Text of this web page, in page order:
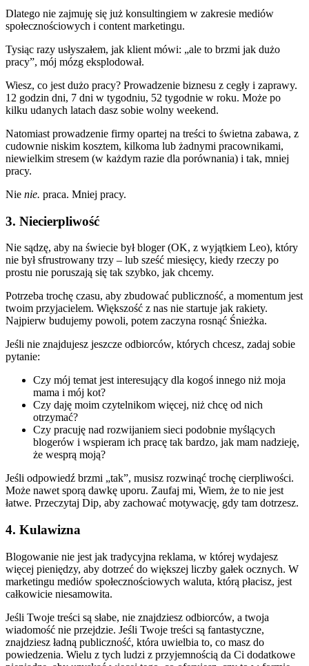
Dlatego nie zajmuję się już konsultingiem w zakresie mediów
społecznościowych i content marketingu.
Tysiąc razy usłyszałem, jak klient mówi: „ale to brzmi jak dużo
pracy”, mój mózg eksplodował.
Wiesz, co jest dużo pracy? Prowadzenie biznesu z cegły i zaprawy.
12 godzin dni, 7 dni w tygodniu, 52 tygodnie w roku. Może po
kilku udanych latach dasz sobie wolny weekend.
Natomiast prowadzenie firmy opartej na treści to świetna zabawa, z
cudownie niskim kosztem, kilkoma lub żadnymi pracownikami,
niewielkim stresem (w każdym razie dla porównania) i tak, mniej
pracy.
Nie nie. praca. Mniej pracy.
3. Niecierpliwość
Nie sądzę, aby na świecie był bloger (OK, z wyjątkiem Leo), który
nie był sfrustrowany trzy – lub sześć miesięcy, kiedy rzeczy po
prostu nie poruszają się tak szybko, jak chcemy.
Potrzeba trochę czasu, aby zbudować publiczność, a momentum jest
twoim przyjacielem. Większość z nas nie startuje jak rakiety.
Najpierw budujemy powoli, potem zaczyna rosnąć Śnieżka.
Jeśli nie znajdujesz jeszcze odbiorców, których chcesz, zadaj sobie
pytanie:
Czy mój temat jest interesujący dla kogoś innego niż moja
mama i mój kot?
Czy daję moim czytelnikom więcej, niż chcę od nich
otrzymać?
Czy pracuję nad rozwijaniem sieci podobnie myślących
blogerów i wspieram ich pracę tak bardzo, jak mam nadzieję,
że wesprą moją?
Jeśli odpowiedź brzmi „tak”, musisz rozwinąć trochę cierpliwości.
Może nawet sporą dawkę uporu. Zaufaj mi, Wiem, że to nie jest
łatwe. Przeczytaj Dip, aby zachować motywację, gdy tam dotrzesz.
4. Kulawizna
Blogowanie nie jest jak tradycyjna reklama, w której wydajesz
więcej pieniędzy, aby dotrzeć do większej liczby gałek ocznych. W
marketingu mediów społecznościowych waluta, którą płacisz, jest
całkowicie niesamowita.
Jeśli Twoje treści są słabe, nie znajdziesz odbiorców, a twoja
wiadomość nie przejdzie. Jeśli Twoje treści są fantastyczne,
znajdziesz ładną publiczność, która uwielbia to, co masz do
powiedzenia. Wielu z tych ludzi z przyjemnością da Ci dodatkowe